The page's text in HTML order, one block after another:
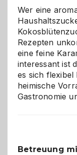
Wer eine
Rezepten
eine feine
interessant ist
es sich
heimische
Gastronomie
Betreuung